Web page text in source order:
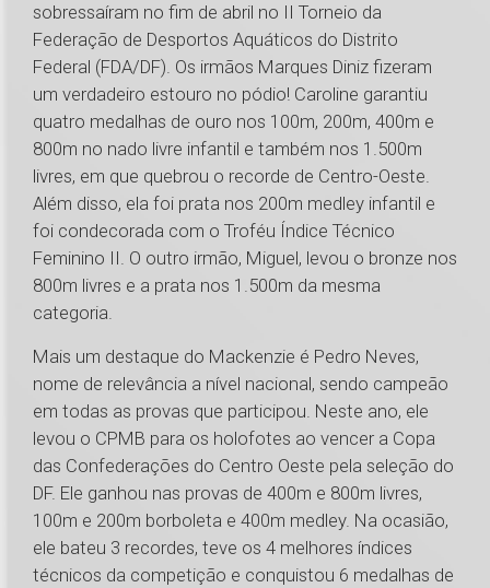
sobressaíram no fim de abril no II Torneio da
Federação de Desportos Aquáticos do Distrito
Federal (FDA/DF). Os irmãos Marques Diniz fizeram
um verdadeiro estouro no pódio! Caroline garantiu
quatro medalhas de ouro nos 100m, 200m, 400m e
800m no nado livre infantil e também nos 1.500m
livres, em que quebrou o recorde de Centro-Oeste.
Além disso, ela foi prata nos 200m medley infantil e
foi condecorada com o Troféu Índice Técnico
Feminino II. O outro irmão, Miguel, levou o bronze nos
800m livres e a prata nos 1.500m da mesma
categoria.
Mais um destaque do Mackenzie é Pedro Neves,
nome de relevância a nível nacional, sendo campeão
em todas as provas que participou. Neste ano, ele
levou o CPMB para os holofotes ao vencer a Copa
das Confederações do Centro Oeste pela seleção do
DF. Ele ganhou nas provas de 400m e 800m livres,
100m e 200m borboleta e 400m medley. Na ocasião,
ele bateu 3 recordes, teve os 4 melhores índices
técnicos da competição e conquistou 6 medalhas de